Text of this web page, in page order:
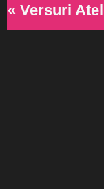
« Versuri